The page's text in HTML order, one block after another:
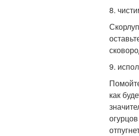
8.
9.
как